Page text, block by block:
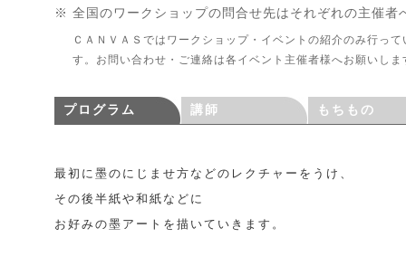
※ 全国のワークショップの問合せ先はそれぞれの主催者
ＣＡＮＶＡＳではワークショップ・イベントの紹介のみ行って
す。お問い合わせ・ご連絡は各イベント主催者様へお願いしま
プログラム 講師 もちもの
最初に墨のにじませ方などのレクチャーをうけ、
その後半紙や和紙などに
お好みの墨アートを描いていきます。